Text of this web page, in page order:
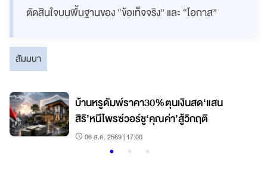
ตัดสินใจบนพื้นฐานของ “ข้อเท็จจริง” และ “โอกาส”
สัมมนา
บ้านหรูดัมพ์ราคา30%ตุนเงินสด‘แสน
สิริ’หนีไพรซ์วอร์ชู‘คุณค่า’สู้วิกฤติ
06 ส.ค. 2569 | 17:00